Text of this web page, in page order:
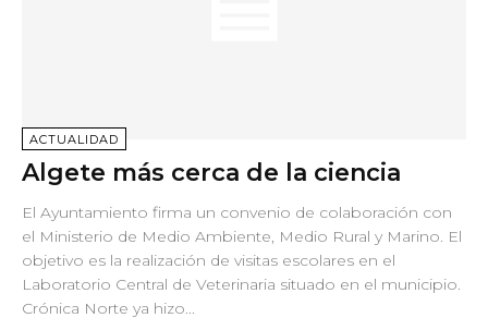
ACTUALIDAD
Algete más cerca de la ciencia
El Ayuntamiento firma un convenio de colaboración con
el Ministerio de Medio Ambiente, Medio Rural y Marino. El
objetivo es la realización de visitas escolares en el
Laboratorio Central de Veterinaria situado en el municipio.
Crónica Norte ya hizo...